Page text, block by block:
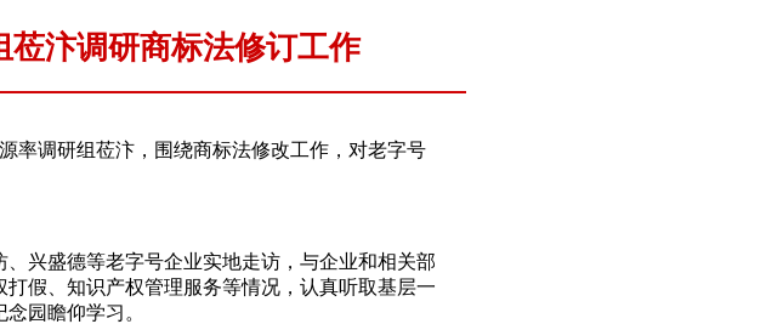
汴调研商标法修订工作
调研组莅汴，围绕商标法修改工作，对老字号
兴盛德等老字号企业实地走访，与企业和相关部
假、知识产权管理服务等情况，认真听取基层一
园瞻仰学习。